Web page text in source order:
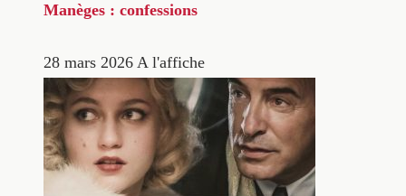
Manèges : confessions
28 mars 2026 A l'affiche